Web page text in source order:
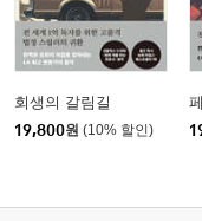
회생의 갈림길
19,800원 (10% 할인)